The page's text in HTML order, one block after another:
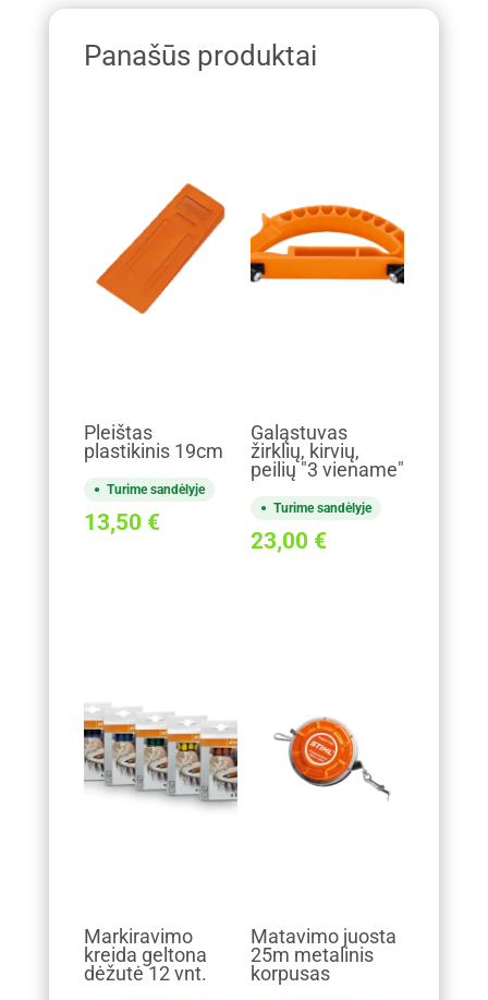
Panašūs produktai
Pleištas
plastikinis 19cm
Turime sandėlyje
13,50 €
Galąstuvas
žirklių, kirvių,
peilių "3 viename"
Turime sandėlyje
23,00 €
Markiravimo
kreida geltona
dėžutė 12 vnt.
Matavimo juosta
25m metalinis
korpusas